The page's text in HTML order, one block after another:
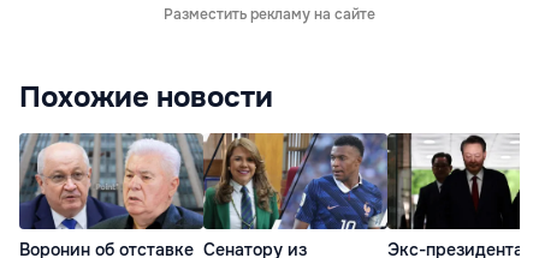
Разместить рекламу на сайте
Похожие новости
Воронин об отставке Сенатору из
Экс-президента